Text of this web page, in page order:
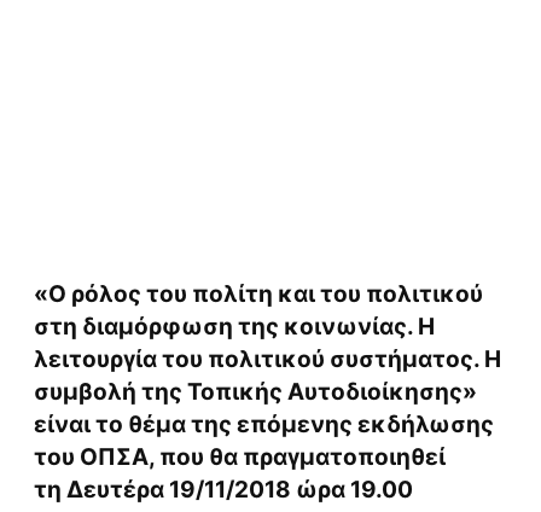
«Ο ρόλος του πολίτη και του πολιτικού
στη διαμόρφωση της κοινωνίας. Η
λειτουργία του πολιτικού συστήματος. Η
συμβολή της Τοπικής Αυτοδιοίκησης»
είναι το θέμα της επόμενης εκδήλωσης
του ΟΠΣΑ, που θα πραγματοποιηθεί
τη Δευτέρα 19/11/2018 ώρα 19.00